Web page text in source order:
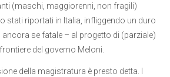
(maschi, maggiorenni, non fragili)
stati riportati in Italia, infliggendo un duro
se fatale – al progetto di (parziale)
del governo Meloni.
della magistratura è presto detta. I